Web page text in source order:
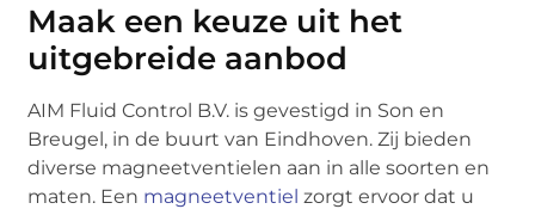
Maak een keuze uit het
uitgebreide aanbod
AIM Fluid Control B.V. is gevestigd in Son en
Breugel, in de buurt van Eindhoven. Zij bieden
diverse magneetventielen aan in alle soorten en
maten. Een magneetventiel zorgt ervoor dat u